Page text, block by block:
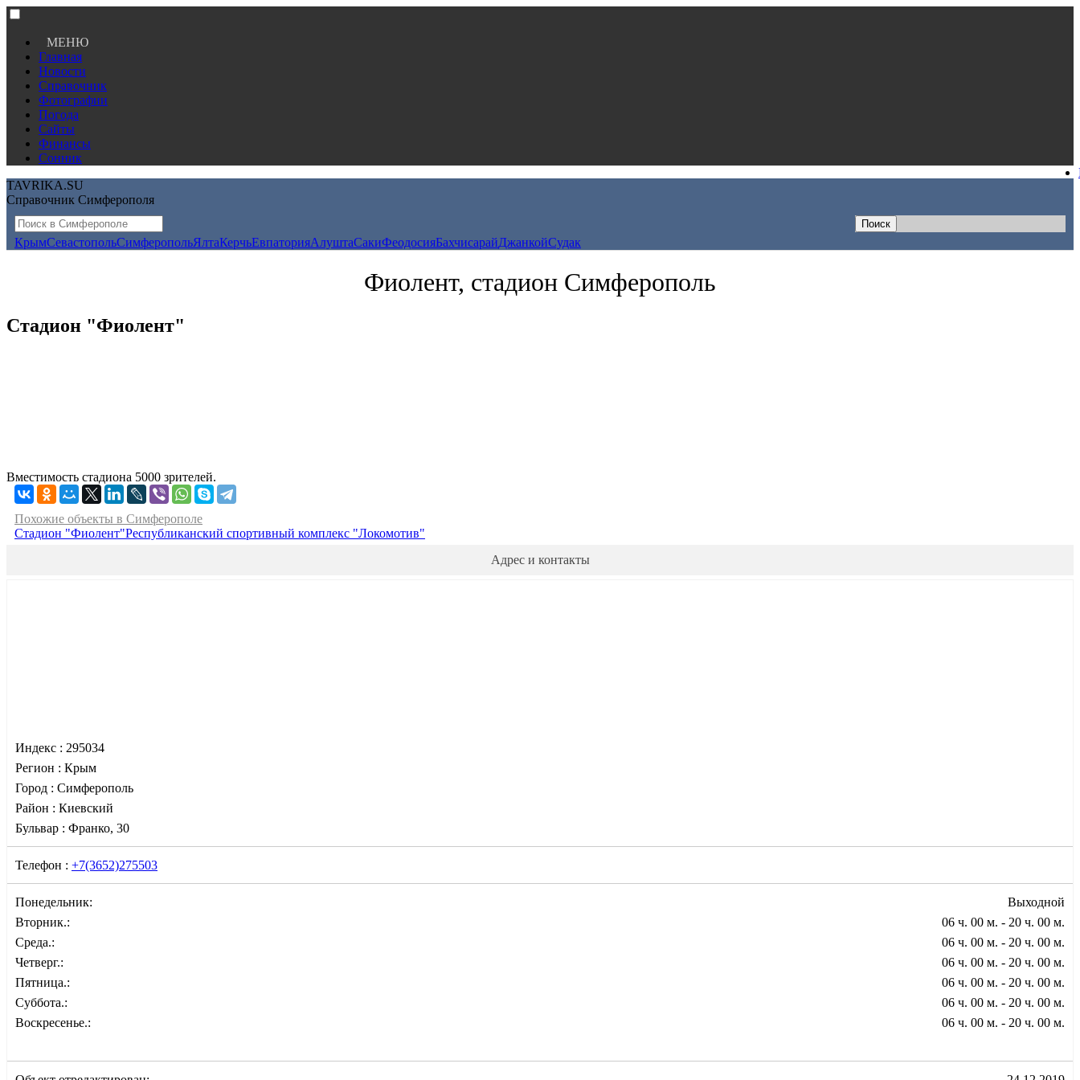
МЕНЮ
Главная
Новости
Справочник
Фотографии
Погода
Сайты
Финансы
Сонник
TAVRIKA.SU
Справочник Симферополя
КрымСевастопольСимферопольЯлтаКерчьЕвпаторияАлуштаСакиФеодосияБахчисарайДжанкойСудак
Фиолент, стадион Симферополь
Стадион "Фиолент"
Вместимость стадиона 5000 зрителей.
Похожие объекты в Симферополе
Стадион "Фиолент"Республиканский спортивный комплекс "Локомотив"
Адрес и контакты
Индекс : 295034
Регион : Крым
Город : Симферополь
Район : Киевский
Бульвар : Франко, 30
Телефон : +7(3652)275503
Понедельник:
Выходной
Вторник.:
06 ч. 00 м. - 20 ч. 00 м.
Среда.:
06 ч. 00 м. - 20 ч. 00 м.
Четверг.:
06 ч. 00 м. - 20 ч. 00 м.
Пятница.:
06 ч. 00 м. - 20 ч. 00 м.
Суббота.:
06 ч. 00 м. - 20 ч. 00 м.
Воскресенье.:
06 ч. 00 м. - 20 ч. 00 м.